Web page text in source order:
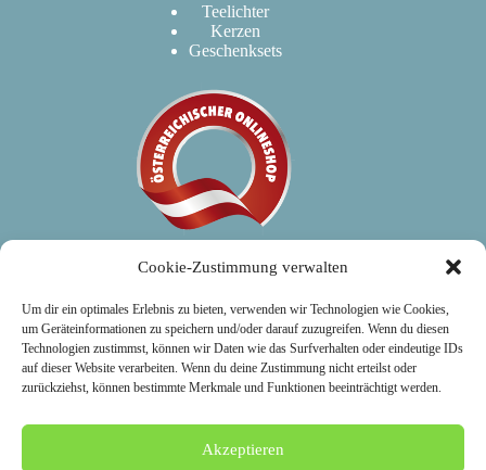
Cookie-Zustimmung verwalten
Um dir ein optimales Erlebnis zu bieten, verwenden wir Technologien wie Cookies,
um Geräteinformationen zu speichern und/oder darauf zuzugreifen. Wenn du diesen
Technologien zustimmst, können wir Daten wie das Surfverhalten oder eindeutige IDs
auf dieser Website verarbeiten. Wenn du deine Zustimmung nicht erteilst oder
zurückziehst, können bestimmte Merkmale und Funktionen beeinträchtigt werden.
Akzeptieren
Teelichter
Kerzen
Geschenksets
Kundenservice
Warenkorb
Mein Konto
Widerrufsbelehrung